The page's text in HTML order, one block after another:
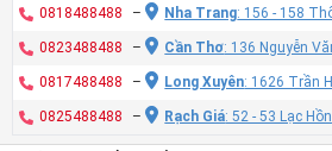
0818488488 – Nha Trang: 156 - 158
0823488488 – Cần Thơ: 136 Nguyễn
0817488488 – Long Xuyên: 1626 Trần
0825488488 – Rạch Giá: 52 - 53 Lạc